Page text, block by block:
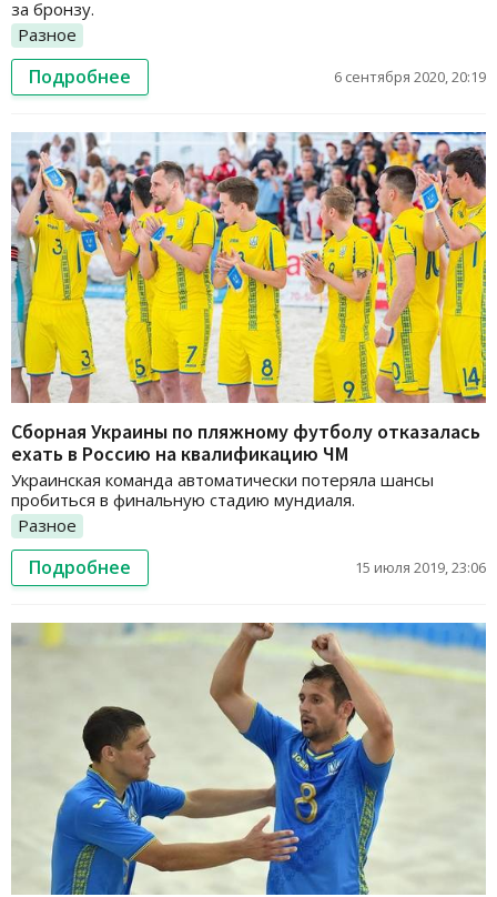
за бронзу.
Разное
Подробнее 6 сентября 2020, 20:19
Сборная Украины по пляжному футболу отказалась
ехать в Россию на квалификацию ЧМ
Украинская команда автоматически потеряла шансы
пробиться в финальную стадию мундиаля.
Разное
Подробнее 15 июля 2019, 23:06